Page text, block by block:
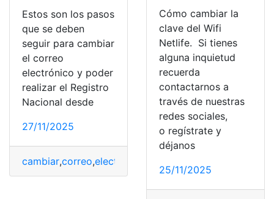
Estos son los pasos
que se deben
seguir para cambiar
el correo
electrónico y poder
realizar el Registro
Nacional desde
27/11/2025
cambiar,correo,electrónico
Cómo cambiar la
clave del Wifi
Netlife. Si tienes
alguna inquietud
recuerda
contactarnos a
través de nuestras
redes sociales,
o regístrate y
déjanos
25/11/2025